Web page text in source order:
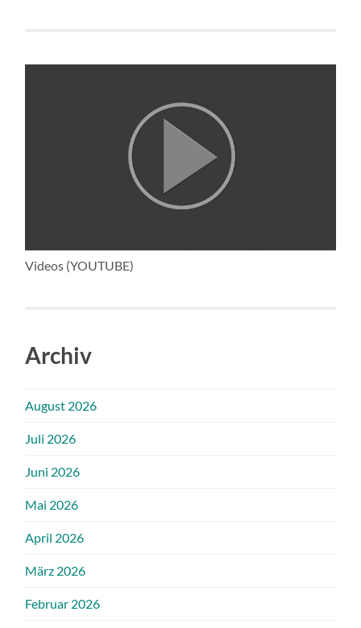
Videos (YOUTUBE)
Archiv
August 2026
Juli 2026
Juni 2026
Mai 2026
April 2026
März 2026
Februar 2026